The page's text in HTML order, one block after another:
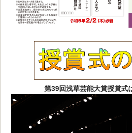
第39回浅草芸能大賞授賞式